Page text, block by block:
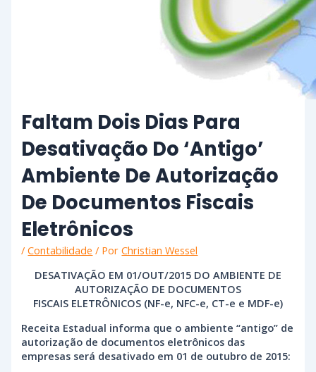
Faltam Dois Dias Para
Desativação Do ‘antigo’
Ambiente De Autorização
De Documentos Fiscais
Eletrônicos
/Contabilidade / PorChristian Wessel
DESATIVAÇÃO EM 01/OUT/2015 DO AMBIENTE DE
AUTORIZAÇÃO DE DOCUMENTOS
FISCAIS ELETRÔNICOS (NF-e, NFC-e, CT-e e MDF-e)
Receita Estadual informa que o ambiente “antigo” de
autorização de documentos eletrônicos das
empresas será desativado em 01 de outubro de 2015: